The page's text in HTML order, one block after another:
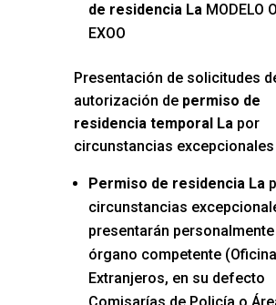
de residencia LaMODELO
EXOO
Presentación de solicitudes
autorización depermiso de
residencia temporal La por
circunstancias excepcionales
Permiso de residencia La
circunstancias
presentarán
órgano competente
Extranjeros, en su defecto